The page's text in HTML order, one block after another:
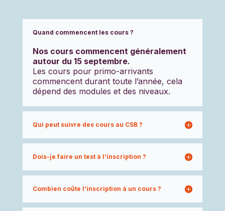
Quand commencent les cours ?
Nos cours commencent généralement
autour du 15 septembre.
Les cours pour primo-arrivants
commencent durant toute l’année, cela
dépend des modules et des niveaux.
Qui peut suivre des cours au CSB ?
Dois-je faire un test à l’inscription ?
Combien coûte l’inscription à un cours ?